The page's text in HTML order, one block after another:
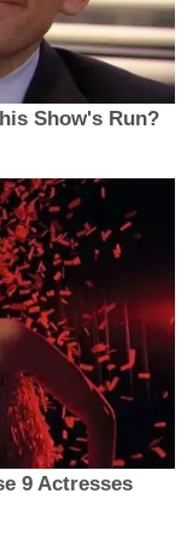
Show's Run?
9 Actresses